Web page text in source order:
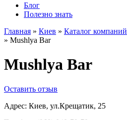
Блог
Полезно знать
Главная » Киев » Каталог компаний
» Mushlya Bar
Mushlya Bar
Оставить отзыв
Адрес: Киев, ул.Крещатик, 25